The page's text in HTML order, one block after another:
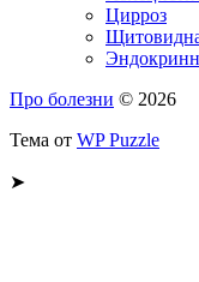
Цирроз
Про болезни © 2026
Тема от WP Puzzle
➤